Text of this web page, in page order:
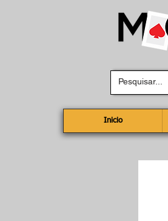
Inicio